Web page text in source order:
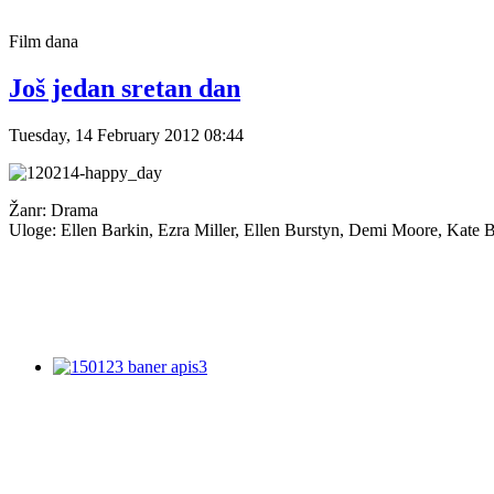
Film dana
Još jedan sretan dan
Tuesday, 14 February 2012 08:44
Žanr: Drama
Uloge: Ellen Barkin, Ezra Miller, Ellen Burstyn, Demi Moore, Kate